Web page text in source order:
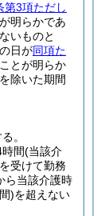
第3項ただし
明らかであ
いものと
日が同項た
とが明らか
除いた期間
。
間(当該介
受けて勤務
ら当該介護時
)を超えない